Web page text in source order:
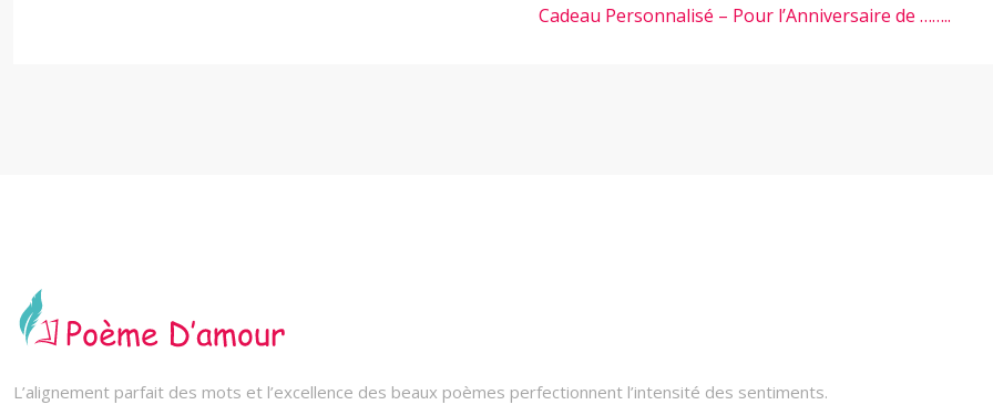
Cadeau Personnalisé – Pour l’Anniversaire de ……..
L’alignement parfait des mots et l’excellence des beaux poèmes perfectionnent l’intensité des sentiments.